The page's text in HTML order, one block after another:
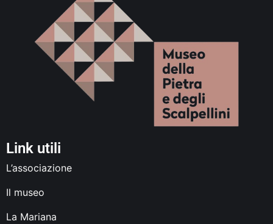
Link utili
L’associazione
Il museo
La Mariana